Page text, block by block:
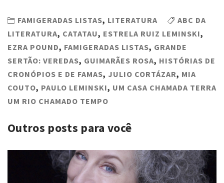
FAMIGERADAS LISTAS, LITERATURA
ABC DA
LITERATURA, CATATAU, ESTRELA RUIZ LEMINSKI,
EZRA POUND, FAMIGERADAS LISTAS, GRANDE
SERTÃO: VEREDAS, GUIMARÃES ROSA, HISTÓRIAS DE
CRONÓPIOS E DE FAMAS, JULIO CORTÁZAR, MIA
COUTO, PAULO LEMINSKI, UM CASA CHAMADA TERRA
UM RIO CHAMADO TEMPO
Outros posts para você